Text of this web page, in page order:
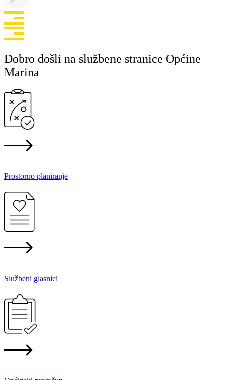
Dobro došli na službene stranice Općine
Marina
Prostorno planiranje
Službeni glasnici